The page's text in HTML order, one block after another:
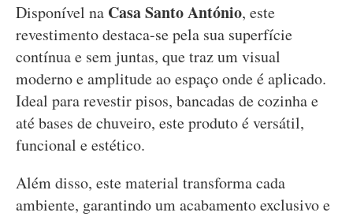
Disponível na Casa Santo António, este
revestimento destaca-se pela sua superfície
contínua e sem juntas, que traz um visual
moderno e amplitude ao espaço onde é aplicado.
Ideal para revestir pisos, bancadas de cozinha e
até bases de chuveiro, este produto é versátil,
funcional e estético.
Além disso, este material transforma cada
ambiente, garantindo um acabamento exclusivo e